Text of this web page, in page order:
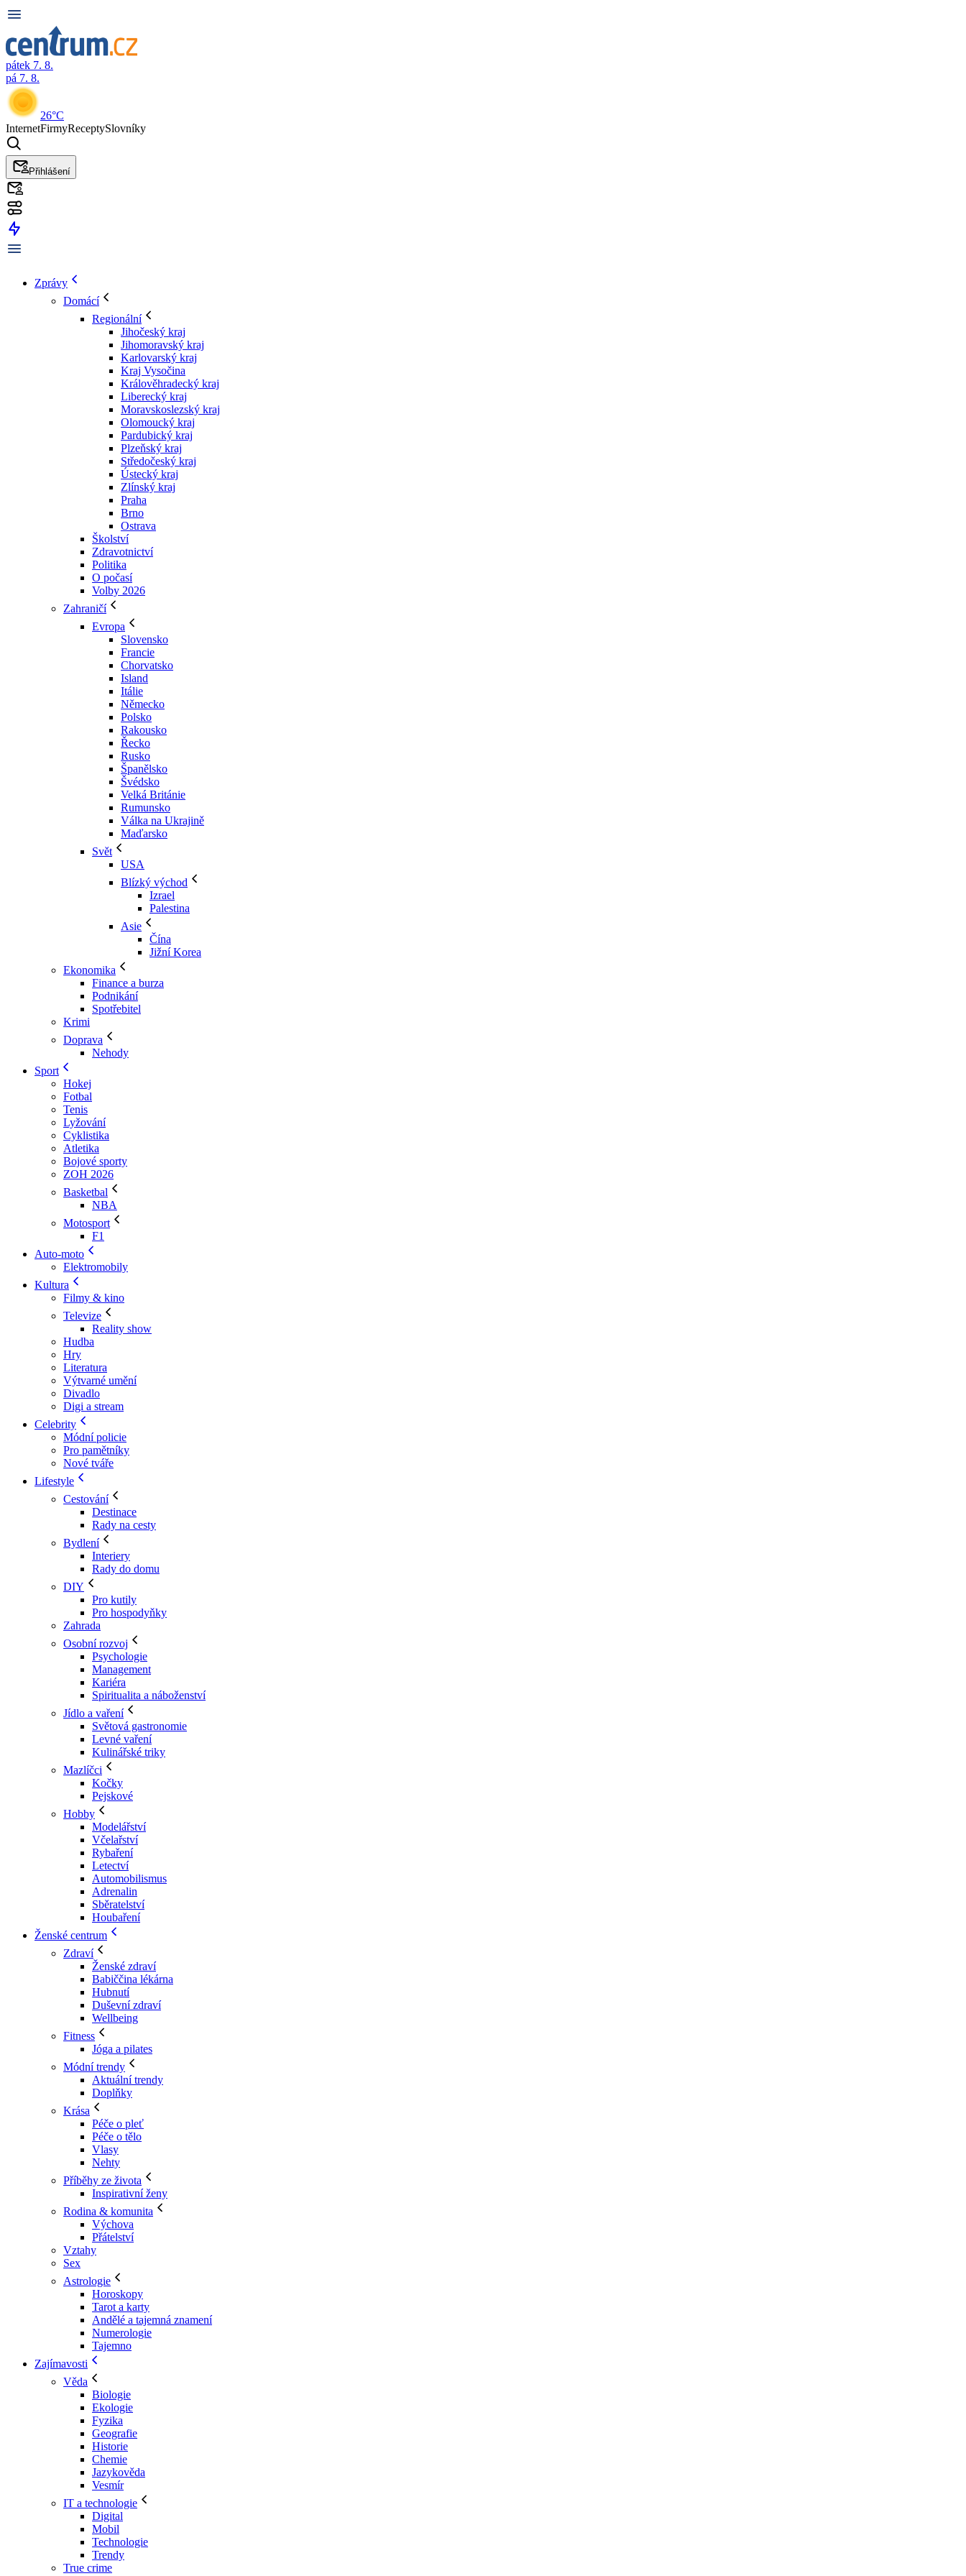
pátek 7. 8.
pá 7. 8.
26°C
InternetFirmyReceptySlovníky
Přihlášení
Zprávy
Domácí
Regionální
Jihočeský kraj
Jihomoravský kraj
Karlovarský kraj
Kraj Vysočina
Králověhradecký kraj
Liberecký kraj
Moravskoslezský kraj
Olomoucký kraj
Pardubický kraj
Plzeňský kraj
Středočeský kraj
Ústecký kraj
Zlínský kraj
Praha
Brno
Ostrava
Školství
Zdravotnictví
Politika
O počasí
Volby 2026
Zahraničí
Evropa
Slovensko
Francie
Chorvatsko
Island
Itálie
Německo
Polsko
Rakousko
Řecko
Rusko
Španělsko
Švédsko
Velká Británie
Rumunsko
Válka na Ukrajině
Maďarsko
Svět
USA
Blízký východ
Izrael
Palestina
Asie
Čína
Jižní Korea
Ekonomika
Finance a burza
Podnikání
Spotřebitel
Krimi
Doprava
Nehody
Sport
Hokej
Fotbal
Tenis
Lyžování
Cyklistika
Atletika
Bojové sporty
ZOH 2026
Basketbal
NBA
Motosport
F1
Auto-moto
Elektromobily
Kultura
Filmy & kino
Televize
Reality show
Hudba
Hry
Literatura
Výtvarné umění
Divadlo
Digi a stream
Celebrity
Módní policie
Pro pamětníky
Nové tváře
Lifestyle
Cestování
Destinace
Rady na cesty
Bydlení
Interiery
Rady do domu
DIY
Pro kutily
Pro hospodyňky
Zahrada
Osobní rozvoj
Psychologie
Management
Kariéra
Spiritualita a náboženství
Jídlo a vaření
Světová gastronomie
Levné vaření
Kulinářské triky
Mazlíčci
Kočky
Pejskové
Hobby
Modelářství
Včelařství
Rybaření
Letectví
Automobilismus
Adrenalin
Sběratelství
Houbaření
Ženské centrum
Zdraví
Ženské zdraví
Babiččina lékárna
Hubnutí
Duševní zdraví
Wellbeing
Fitness
Jóga a pilates
Módní trendy
Aktuální trendy
Doplňky
Krása
Péče o pleť
Péče o tělo
Vlasy
Nehty
Příběhy ze života
Inspirativní ženy
Rodina & komunita
Výchova
Přátelství
Vztahy
Sex
Astrologie
Horoskopy
Tarot a karty
Andělé a tajemná znamení
Numerologie
Tajemno
Zajímavosti
Věda
Biologie
Ekologie
Fyzika
Geografie
Historie
Chemie
Jazykověda
Vesmír
IT a technologie
Digital
Mobil
Technologie
Trendy
True crime